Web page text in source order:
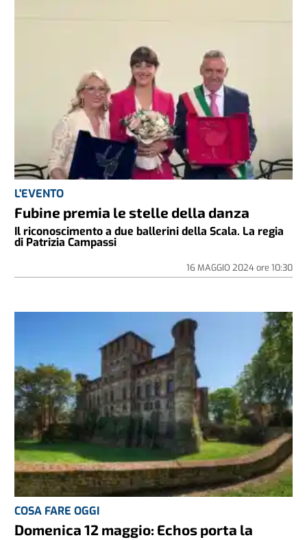
L'EVENTO
Fubine premia le stelle della danza
Il riconoscimento a due ballerini della Scala. La regia
di Patrizia Campassi
16 MAGGIO 2024ore 10:30
COSA FARE OGGI
Domenica 12 maggio: Echos porta la